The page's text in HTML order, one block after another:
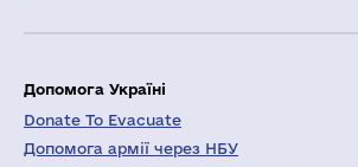
Допомога Україні
Donate To Evacuate
Допомога армії через НБУ